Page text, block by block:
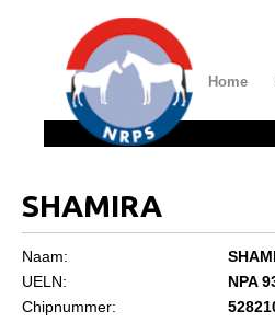
Home
Over NRPS
SHAMIRA
Naam:
UELN:
NPA
Chipnummer: